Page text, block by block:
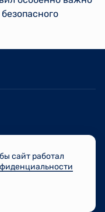
сайт работал